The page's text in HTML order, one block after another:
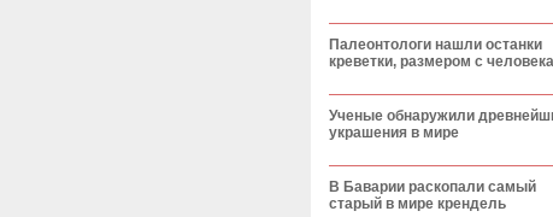
Палеонтологи нашли останки
креветки, размером с человека
Ученые обнаружили
украшения в мире
В Баварии раскопали самый
старый в мире крендель